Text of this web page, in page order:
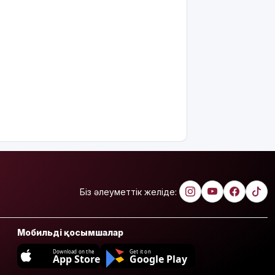
Біз әлеуметтік желіде:
Мобильді қосымшалар
Download on the
App Store
Get it on
Google Play